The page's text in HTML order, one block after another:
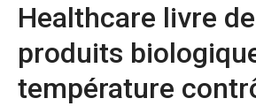
Healthcare livre
produits
température